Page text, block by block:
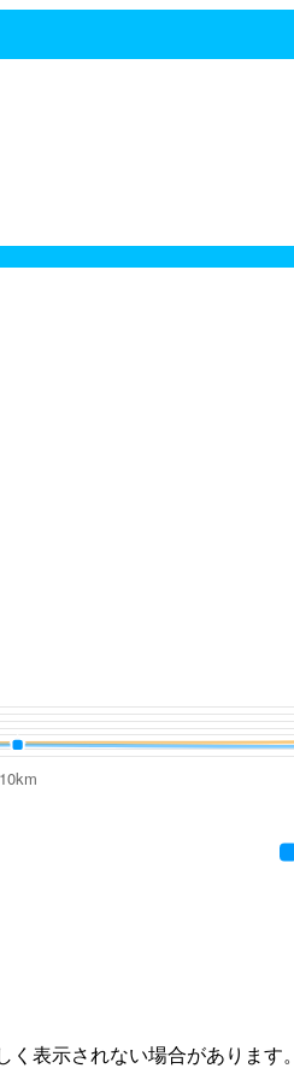
表示されない場合があります。